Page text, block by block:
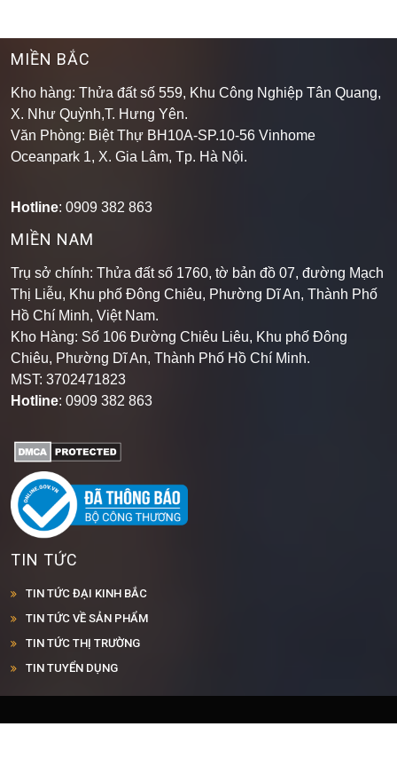
MIỀN BẮC
Kho hàng: Thửa đất số 559, Khu Công Nghiệp Tân Quang,
X. Như Quỳnh,T. Hưng Yên.
Văn Phòng: Biệt Thự BH10A-SP.10-56 Vinhome
Oceanpark 1, X. Gia Lâm, Tp. Hà Nội.
Hotline: 0909 382 863
MIỀN NAM
Trụ sở chính: Thửa đất số 1760, tờ bản đồ 07, đường Mạch
Thị Liễu, Khu phố Đông Chiêu, Phường Dĩ An, Thành Phố
Hồ Chí Minh, Việt Nam.
Kho Hàng: Số 106 Đường Chiêu Liêu, Khu phố Đông
Chiêu, Phường Dĩ An, Thành Phố Hồ Chí Minh.
MST: 3702471823
Hotline: 0909 382 863
TIN TỨC
TIN TỨC ĐẠI KINH BẮC
TIN TỨC VỀ SẢN PHẨM
TIN TỨC THỊ TRƯỜNG
TIN TUYỂN DỤNG